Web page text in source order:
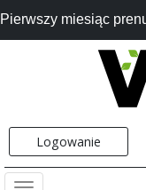
Pierwszy miesiąc
Logowanie